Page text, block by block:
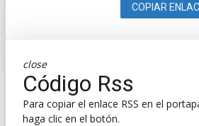
COPIAR
close
Código Rss
Para copiar el enlace RSS en el
haga clic en el botón.